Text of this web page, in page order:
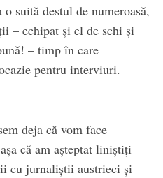
suită destul de numeroasă,
– echipat şi el de schi şi
– timp în care
pentru interviuri.
deja că vom face
că am aşteptat liniştiţi
cu jurnaliştii austrieci şi